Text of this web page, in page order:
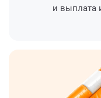
и выплата